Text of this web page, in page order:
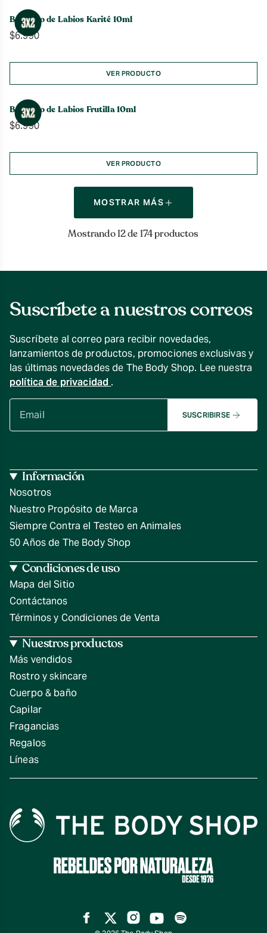
Bálsamo de Labios Karité 10ml
$6.990
VER PRODUCTO
Bálsamo de Labios Frutilla 10ml
$6.990
VER PRODUCTO
Mostrando 12 de 174 productos
MOSTRAR MÁS
Suscríbete a nuestros correos
Suscríbete al correo para recibir novedades,
lanzamientos de productos, promociones exclusivas y
las últimas novedades de The Body Shop. Lee nuestra
política de privacidad .
SUSCRIBIRSE
Información
Nosotros
Nuestro Propósito de Marca
Siempre Contra el Testeo en Animales
50 Años de The Body Shop
Condiciones de uso
Mapa del Sitio
Contáctanos
Términos y Condiciones de Venta
Nuestros productos
Más vendidos
Rostro y skincare
Cuerpo & baño
Capilar
Fragancias
Regalos
Líneas
Facebook
TwitterInstagram
YouTube